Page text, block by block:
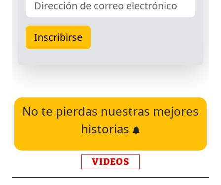
No te pierdas nuestras mejores
historias
VIDEOS